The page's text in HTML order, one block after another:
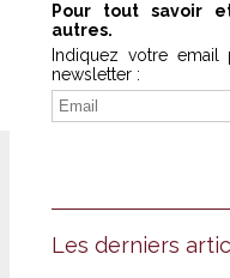
Pour tout savoir
autres.
Indiquez votre
newsletter :
Les derniers